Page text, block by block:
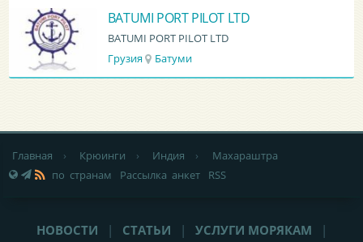
BATUMI PORT PILOT LTD
BATUMI PORT PILOT LTD
Грузия
Батуми
Главная › Крюинги › Индия ›
Махараштра
по странам
Рассылка анкет RSS
НОВОСТИ | СТАТЬИ | УСЛУГИ МОРЯКАМ
|